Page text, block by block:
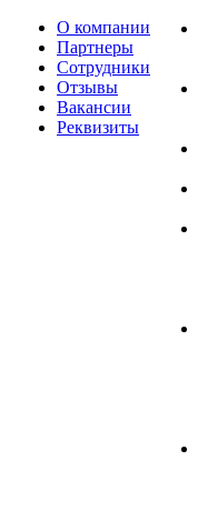
О компании
Партнеры
Сотрудники
Отзывы
Вакансии
Реквизиты